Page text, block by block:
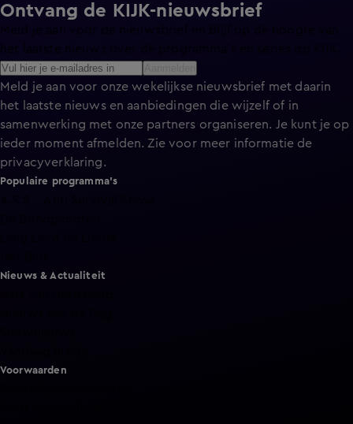
Ontvang de KIJK-nieuwsbrief
Meld je aan voor onze wekelijkse nieuwsbrief met daarin
het laatste nieuws en aanbiedingen die wijzelf of in
samenwerking met onze partners organiseren. Je kunt je op
ieder moment afmelden. Zie voor meer informatie de
privacyverklaring.
Populaire programma's
Nieuws & Actualiteit
Voorwaarden